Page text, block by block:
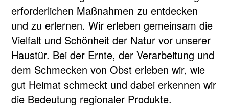
erforderlichen Maßnahmen zu entdecken
und zu erlernen. Wir erleben gemeinsam die
Vielfalt und Schönheit der Natur vor unserer
Haustür. Bei der Ernte, der Verarbeitung und
dem Schmecken von Obst erleben wir, wie
gut Heimat schmeckt und dabei erkennen wir
die Bedeutung regionaler Produkte.